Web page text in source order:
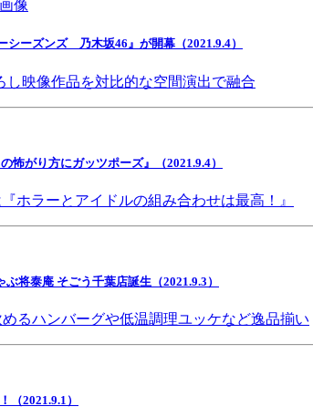
シーズンズ 乃木坂46』が開幕（2021.9.4）
し映像作品を対比的な空間演出で融合
怖がり方にガッツポーズ』（2021.9.4）
ホラーとアイドルの組み合わせは最高！』
将泰庵 そごう千葉店誕生（2021.9.3）
るハンバーグや低温調理ユッケなど逸品揃い
（2021.9.1）